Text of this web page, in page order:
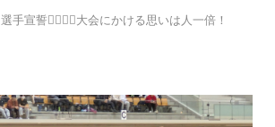
選手宣誓🙋‍♀️🙋‍♂️大会にかける思いは人一倍！